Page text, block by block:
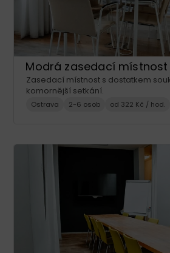
Modrá zasedací místnost
Zasedací místnost s dostatkem
komornější setkání.
Ostrava 2-6 osob od 322 Kč / hod.